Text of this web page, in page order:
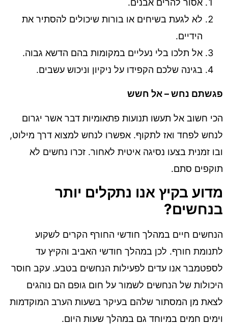
אסור להרים אבנים.
לא לגעת בשיחים או בורות שיכולים להסתיר את
הידיים.
אל תלכו בלי נעליים במקומות בהם הדשא גבוה.
בגינה שלכם הקפידו על ניקיון וניכוש עשבים.
פגשתם נחש – אל חשש
הכי חשוב אל תעשו תנועות פתאומיות דבר אשר יגרום
לנחש לפחד ואז לתקוף. אפשרו לנחש למצוא דרך מילוט,
ובו זמנית בצעו נסיגה איטית לאחור. זכרו נחשים לא
תוקפים סתם.
מדוע בקיץ אנו נתקלים יותר
בנחשים?
הנחשים חיים במהלך חודשי החורף הקרים לשקוע
לתנומת חורף. לכן במהלך חודשי האביב והקיץ עד
לספטמבר אנו עדים לפעילות הנחשים בטבע. עקב חוסר
היכולות של הנחשים לשמור על חום גופם הם נוהגים
לצאת מן המסתור שלהם בעיקר בשעות הערב המוקדמות
וימים חמים במיוחד גם במהלך שעות היום.